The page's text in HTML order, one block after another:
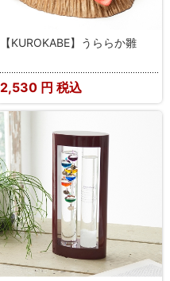
【KUROKABE】うららか雛
2,530 円 税込